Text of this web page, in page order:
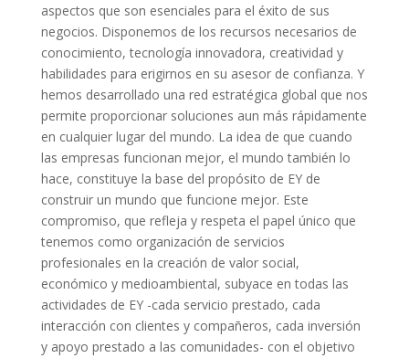
aspectos que son esenciales para el éxito de sus
negocios. Disponemos de los recursos necesarios de
conocimiento, tecnología innovadora, creatividad y
habilidades para erigirnos en su asesor de confianza. Y
hemos desarrollado una red estratégica global que nos
permite proporcionar soluciones aun más rápidamente
en cualquier lugar del mundo. La idea de que cuando
las empresas funcionan mejor, el mundo también lo
hace, constituye la base del propósito de EY de
construir un mundo que funcione mejor. Este
compromiso, que refleja y respeta el papel único que
tenemos como organización de servicios
profesionales en la creación de valor social,
económico y medioambiental, subyace en todas las
actividades de EY -cada servicio prestado, cada
interacción con clientes y compañeros, cada inversión
y apoyo prestado a las comunidades- con el objetivo